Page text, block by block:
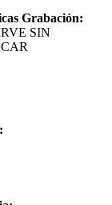
Grabación:
SIN